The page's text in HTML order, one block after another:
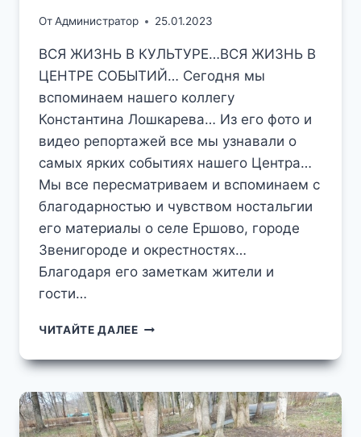
ОтАдминистратор 25.01.2023
ВСЯ ЖИЗНЬ В КУЛЬТУРЕ…ВСЯ ЖИЗНЬ В
ЦЕНТРЕ СОБЫТИЙ… Сегодня мы
вспоминаем нашего коллегу
Константина Лошкарева… Из его фото и
видео репортажей все мы узнавали о
самых ярких событиях нашего Центра…
Мы все пересматриваем и вспоминаем с
благодарностью и чувством ностальгии
его материалы о селе Ершово, городе
Звенигороде и окрестностях…
Благодаря его заметкам жители и
гости…
ЧИТАЙТЕ ДАЛЕЕДВА
БЕЗ
ВИКТОРОВИЧА…